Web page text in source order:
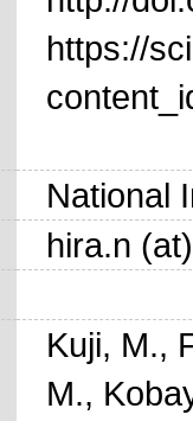
https://
National
hira.n
Kuji, M.,
M.,